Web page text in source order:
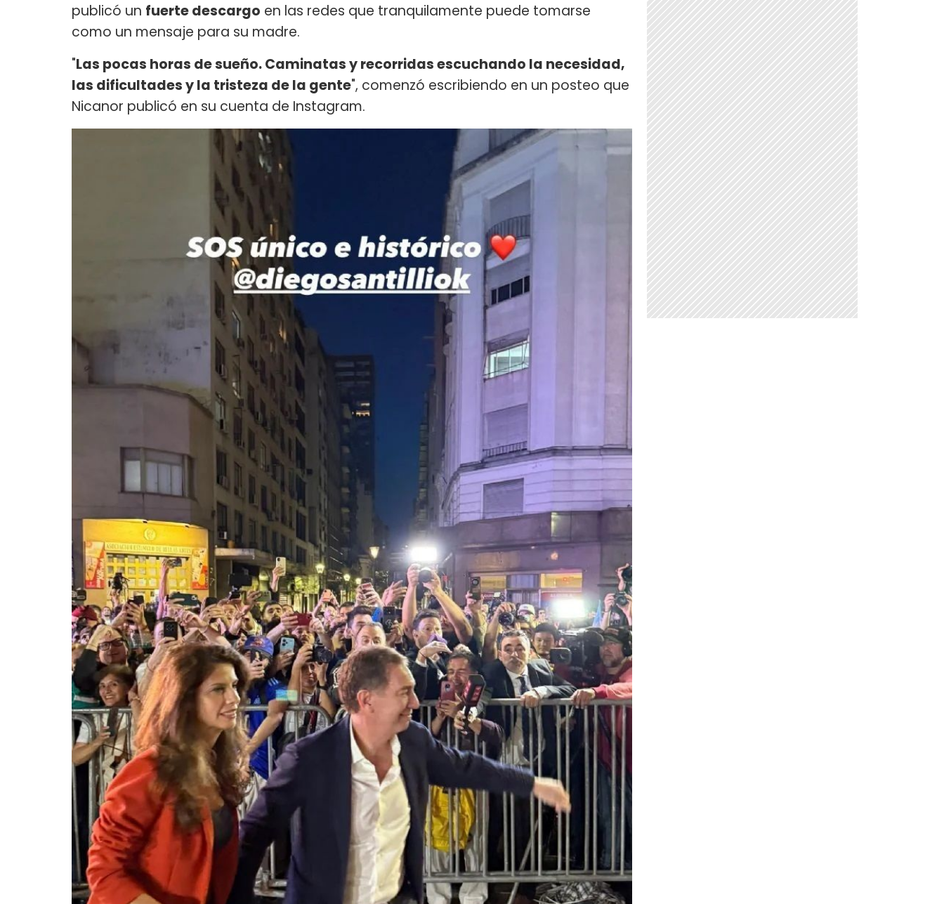
publicó un fuerte descargo en las redes que tranquilamente puede tomarse
como un mensaje para su madre.
"Las pocas horas de sueño. Caminatas y recorridas escuchando la necesidad,
las dificultades y la tristeza de la gente", comenzó escribiendo en un posteo que
Nicanor publicó en su cuenta de Instagram.